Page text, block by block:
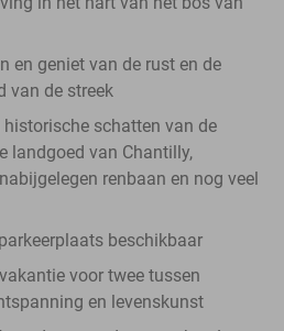
en geniet van de rust en de
van de streek
historische schatten van de
landgoed van Chantilly,
renbaan en nog veel
beschikbaar
voor twee tussen
en levenskunst